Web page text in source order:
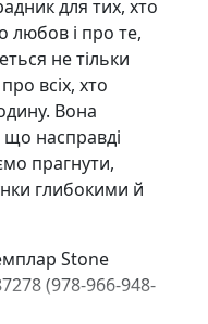
для тих, хто
любов і про те,
не тільки
всіх, хто
Вона
насправді
прагнути,
глибокими й
Stone
(978-966-948-